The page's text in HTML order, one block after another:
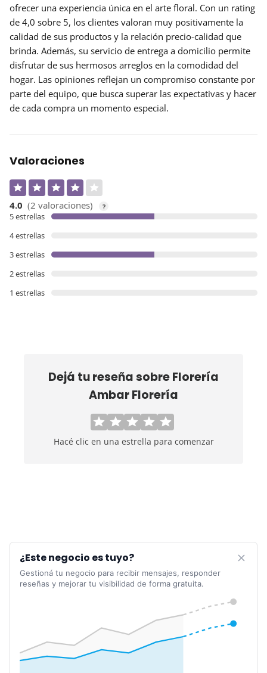
ofrecer una experiencia única en el arte floral. Con un rating
de 4,0 sobre 5, los clientes valoran muy positivamente la
calidad de sus productos y la relación precio-calidad que
brinda. Además, su servicio de entrega a domicilio permite
disfrutar de sus hermosos arreglos en la comodidad del
hogar. Las opiniones reflejan un compromiso constante por
parte del equipo, que busca superar las expectativas y hacer
de cada compra un momento especial.
Valoraciones
4.0 (2 valoraciones) ?
5 estrellas
4 estrellas
3 estrellas
2 estrellas
1 estrellas
Dejá tu reseña sobreFlorería
Ambar Florería
Hacé clic en una estrella para comenzar
¿Este negocio es tuyo?
Gestioná tu negocio para recibir mensajes, responder
reseñas y mejorar tu visibilidad de forma gratuita.